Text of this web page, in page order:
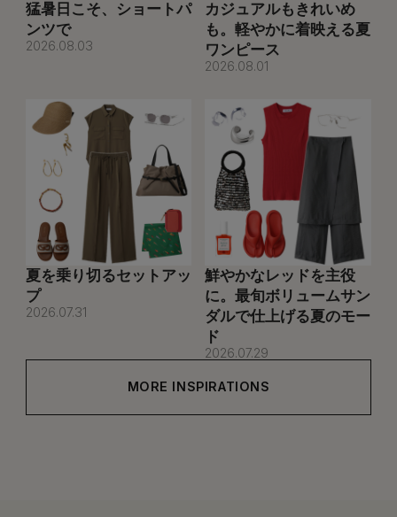
猛暑日こそ、ショートパ
ンツで
2026.08.03
カジュアルもきれいめ
も。軽やかに着映える夏
ワンピース
2026.08.01
夏を乗り切るセットアッ
プ
2026.07.31
鮮やかなレッドを主役
に。最旬ボリュームサン
ダルで仕上げる夏のモー
ド
2026.07.29
MORE INSPIRATIONS